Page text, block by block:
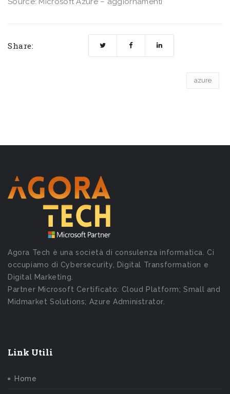
Share:
azure
Agora Tech è una società di consulenza informatica. Ci
occupiamo di Cybersecurity, Digital Transformation e
Digital Marketing.
Partner Microsoft Certificato: Cloud Platform; Small and
Midmarket Solutions; Azure Administrator.
Link Utili
Home